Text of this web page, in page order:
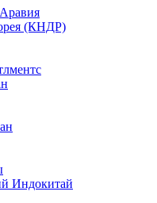
(КНДР)
Индокитай